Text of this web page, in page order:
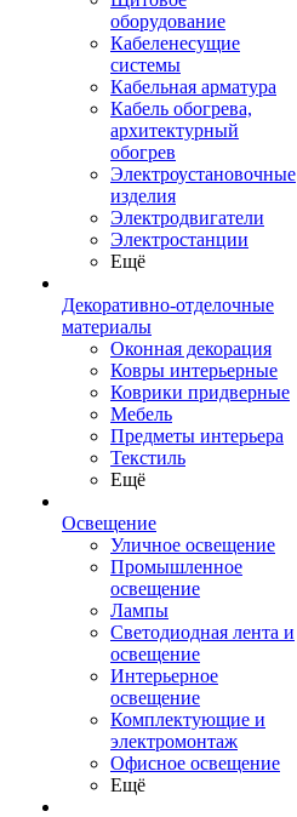
оборудование
Кабеленесущие
системы
Кабельная арматура
Кабель обогрева,
архитектурный
обогрев
Электроустановочные
изделия
Электродвигатели
Электростанции
Ещё
Декоративно-отделочные
материалы
Оконная декорация
Ковры интерьерные
Коврики придверные
Мебель
Предметы интерьера
Текстиль
Ещё
Освещение
Уличное освещение
Промышленное
освещение
Лампы
Светодиодная лента и
освещение
Интерьерное
освещение
Комплектующие и
электромонтаж
Офисное освещение
Ещё